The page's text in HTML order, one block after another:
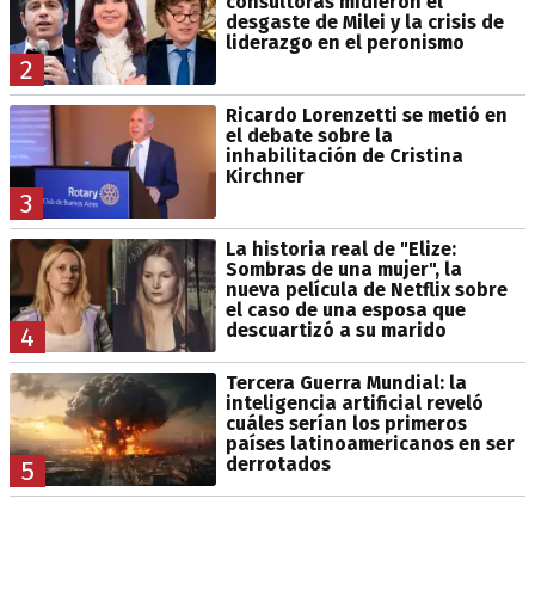
2
desgaste de Milei y la crisis de
liderazgo en el peronismo
3
Ricardo Lorenzetti se metió en
el debate sobre la
inhabilitación de Cristina
Kirchner
4
La historia real de "Elize:
Sombras de una mujer", la
nueva película de Netflix sobre
el caso de una esposa que
descuartizó a su marido
5
Tercera Guerra Mundial: la
inteligencia artificial reveló
cuáles serían los primeros
países latinoamericanos en ser
derrotados